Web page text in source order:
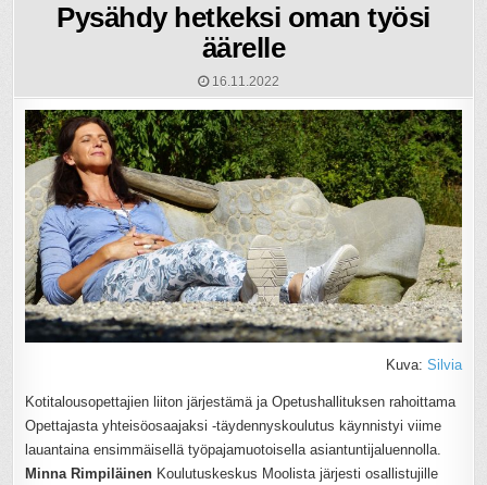
Pysähdy hetkeksi oman työsi
äärelle
16.11.2022
Kuva: Silvia
Kotitalousopettajien liiton järjestämä ja Opetushallituksen rahoittama
Opettajasta yhteisöosaajaksi -täydennyskoulutus käynnistyi viime
lauantaina ensimmäisellä työpajamuotoisella asiantuntijaluennolla.
Minna Rimpiläinen Koulutuskeskus Moolista järjesti osallistujille